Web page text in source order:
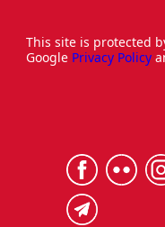
This site is protected
Google Privacy Policy